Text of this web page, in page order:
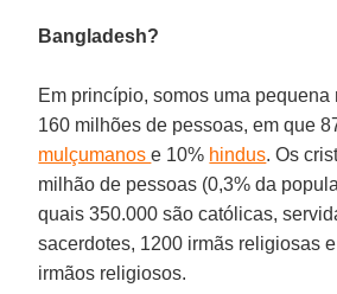
Bangladesh?
Em princípio, somos uma pequena
160 milhões de pessoas, em que
mulçumanose 10% hindus. Os
milhão de pessoas (0,3% da
quais 350.000 são católicas,
sacerdotes, 1200 irmãs religiosas
irmãos religiosos.